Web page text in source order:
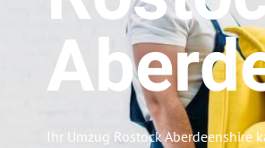
Ihr Umzug Rostock Aberdeenshire